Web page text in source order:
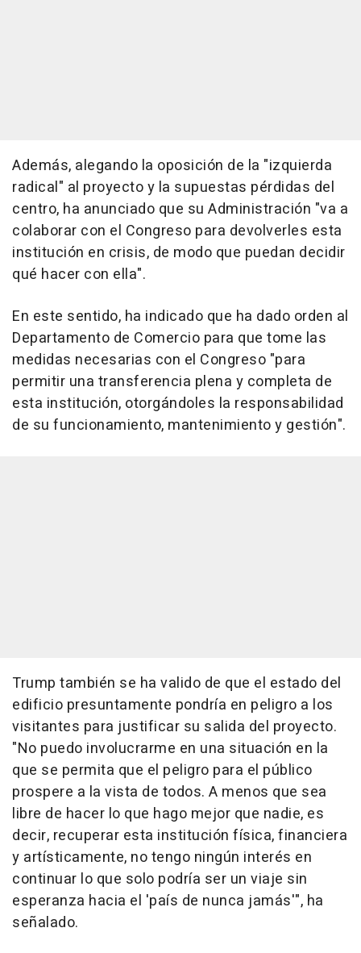
Además, alegando la oposición de la "izquierda
radical" al proyecto y la supuestas pérdidas del
centro, ha anunciado que su Administración "va a
colaborar con el Congreso para devolverles esta
institución en crisis, de modo que puedan decidir
qué hacer con ella".
En este sentido, ha indicado que ha dado orden al
Departamento de Comercio para que tome las
medidas necesarias con el Congreso "para
permitir una transferencia plena y completa de
esta institución, otorgándoles la responsabilidad
de su funcionamiento, mantenimiento y gestión".
Trump también se ha valido de que el estado del
edificio presuntamente pondría en peligro a los
visitantes para justificar su salida del proyecto.
"No puedo involucrarme en una situación en la
que se permita que el peligro para el público
prospere a la vista de todos. A menos que sea
libre de hacer lo que hago mejor que nadie, es
decir, recuperar esta institución física, financiera
y artísticamente, no tengo ningún interés en
continuar lo que solo podría ser un viaje sin
esperanza hacia el 'país de nunca jamás'", ha
señalado.